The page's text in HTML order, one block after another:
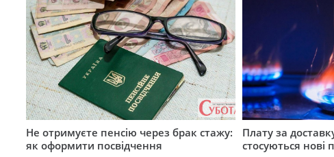
Не отримуєте пенсію через брак стажу:
як оформити посвідчення
Плату за
стосуються нові